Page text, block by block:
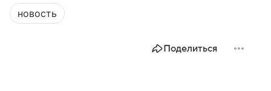
новость
Поделиться